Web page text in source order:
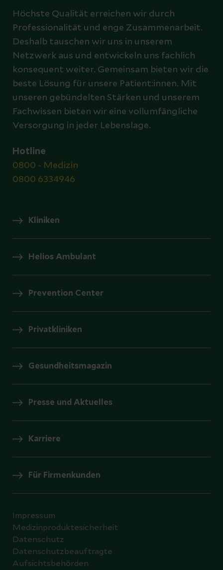
Höchste Qualität erreichen wir durch
Professionalität und enge Zusammenarbeit.
Deshalb tauschen wir uns in unserem
Netzwerk aus und entwickeln uns fachlich
konsequent weiter. Gemeinsam bieten wir die
beste Lösung für unsere Patient:innen. Mit
unseren gebündelten Stärken und unserem
Fachwissen bieten wir eine vollumfängliche
Versorgung in jeder Lebenslage.
Hotline
0800 - Medizin
0800 6334946
Kliniken
Helios Ambulant
Prevention Center
Privatkliniken
Gesundheitsmagazin
Presse und Aktuelles
Karriere
Für Firmenkunden
Impressum
Medizinproduktesicherheit
Datenschutz
Datenschutzbeauftragte
Aufsichtsbehörden